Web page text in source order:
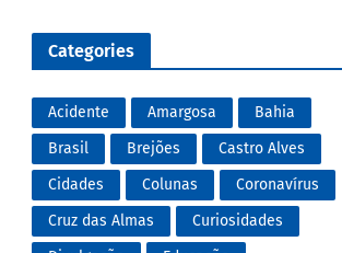
Categories
Acidente Amargosa
Bahia
Brasil
Brejões
Castro Alves
Cidades
Colunas
Coronavírus
Cruz das Almas
Curiosidades